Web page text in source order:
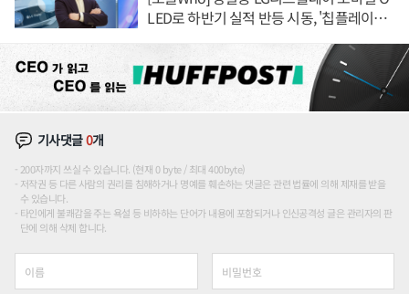
LED로 하반기 실적 반등 시동, '칩플레이
기사댓글0개
200자까지 쓰실 수 있습니다. (현재 0 byte / 최대 400byte)
저작권 등 다른 사람의 권리를 침해하거나 명예를 훼손하는 댓글은 관련 법률에 의해 제재를 받을
수 있습니다.
타인에게 불쾌감을 주는 욕설 등 비하하는 단어가 내용에 포함되거나 인신공격성 글은 관리자의 판
단에 의해 삭제 합니다.